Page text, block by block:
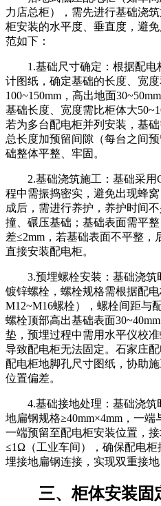
力店总柜），需先进行基础浇
柜安装的水平度、垂直度，避
范如下：
1.基础尺寸确定：根据配
计图纸，确定基础的长度、宽
100~150mm，高出地面
基础长度、宽度需比柜体大
若为多台配电柜并列安装，基
总长度加预留间隙（每台之间
础整体平整、牢固。
2.基础浇筑施工：基础采用
程中需振捣密实，避免出现蜂
成后，需进行养护，养护时间
撞、碾压基础；基础表面需平
差≤2mm，若基础表面不平整
直接安装配电柜。
3.预埋螺栓安装：基础浇
镀锌螺栓，螺栓规格需根据配
M12~M16螺栓），螺栓间距与
螺栓顶部高出基础表面
垫，预埋过程中需用水平仪校
导致配电柜无法固定。石家庄
配电柜地脚孔尺寸图纸，协助
位置偏差。
4.基础接地处理：基础浇
地扁钢规格≥40mm×4mm，一
一端预留至配电柜安装位置，
≤1Ω（工业车间），确保配电
埋接地扁钢连接，实现双重接地
三、柜体安装固